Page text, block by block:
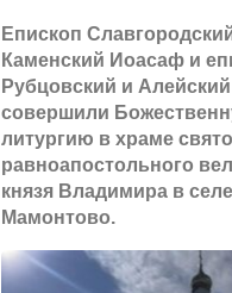
епископ
и
Епископ
Каменский Иоасаф и
Рубцовский и
совершили
литургию в храме
равноапостольного
князя Владимира в селе
Мамонтово.